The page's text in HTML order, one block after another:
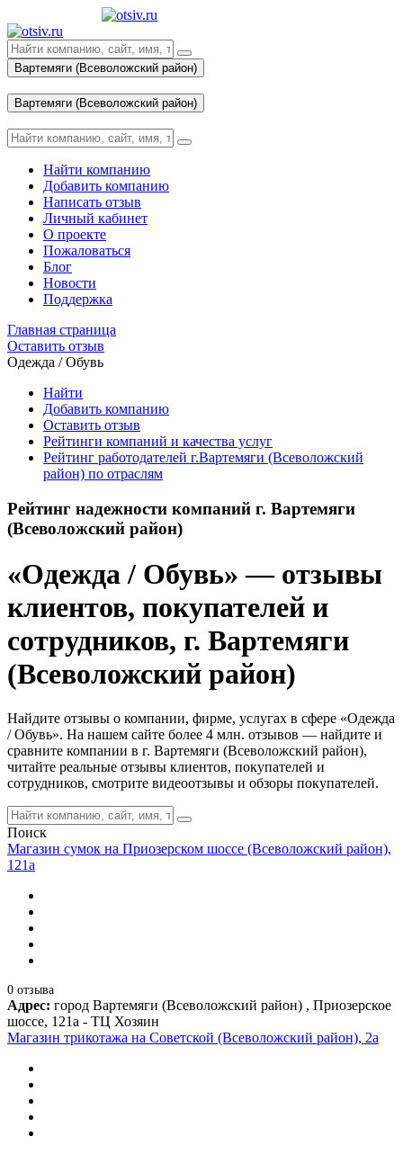
Вартемяги (Всеволожский район)
Вартемяги (Всеволожский район)
Найти компанию
Добавить компанию
Написать отзыв
Личный кабинет
О проекте
Пожаловаться
Блог
Новости
Поддержка
Главная страница
Оставить отзыв
Одежда / Обувь
Найти
Добавить компанию
Оставить отзыв
Рейтинги компаний и качества услуг
Рейтинг работодателей г.Вартемяги (Всеволожский
район) по отраслям
Рейтинг надежности компаний г. Вартемяги
(Всеволожский район)
«Одежда / Обувь» — отзывы
клиентов, покупателей и
сотрудников, г. Вартемяги
(Всеволожский район)
Найдите отзывы о компании, фирме, услугах в сфере «Одежда
/ Обувь». На нашем сайте более 4 млн. отзывов — найдите и
сравните компании в г. Вартемяги (Всеволожский район),
читайте реальные отзывы клиентов, покупателей и
сотрудников, смотрите видеоотзывы и обзоры покупателей.
Поиск
Магазин сумок на Приозерском шоссе (Всеволожский район),
121а
0 отзыва
Адрес: город Вартемяги (Всеволожский район) , Приозерское
шоссе, 121а - ТЦ Хозяин
Магазин трикотажа на Советской (Всеволожский район), 2а